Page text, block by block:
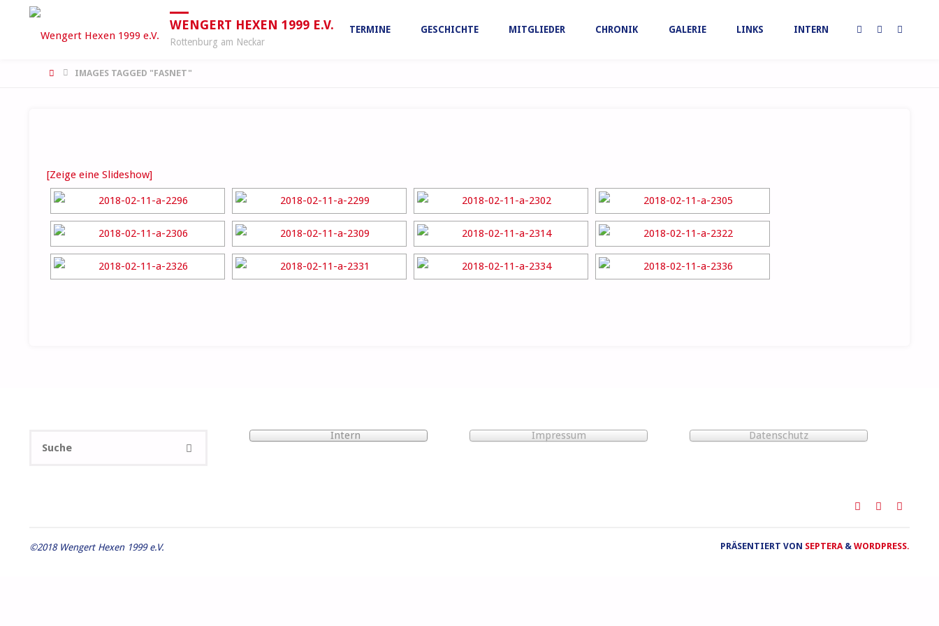
WENGERT HEXEN 1999 E.V.
Rottenburg am Neckar
TERMINE GESCHICHTE MITGLIEDER CHRONIK GALERIE LINKS INTERN
STARTIMAGES TAGGED "FASNET"
[Zeige eine Slideshow]
SUCHE
Intern Impressum Datenschutz
©2018 Wengert Hexen 1999 e.V. PRÄSENTIERT VON SEPTERA& WORDPRESS.